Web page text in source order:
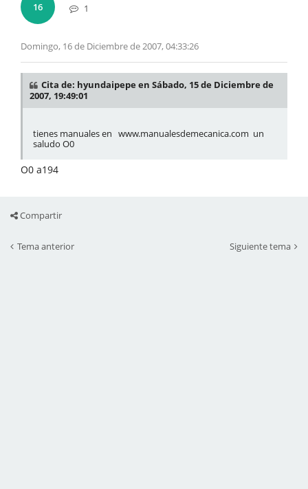
16 1
Domingo, 16 de Diciembre de 2007, 04:33:26
Cita de: hyundaipepe en Sábado, 15 de Diciembre de
2007, 19:49:01
tienes manuales en www.manualesdemecanica.com un
saludo O0
O0 a194
Compartir
Tema anterior Siguiente tema